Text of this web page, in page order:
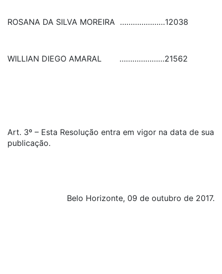
ROSANA DA SILVA MOREIRA …………………12038
WILLIAN DIEGO AMARAL …………………21562
Art. 3º – Esta Resolução entra em vigor na data de sua
publicação.
Belo Horizonte, 09 de outubro de 2017.